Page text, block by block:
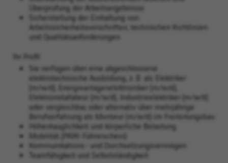
Überprüfung der Arbeitsergebnisse
Sicherstellung der Einhaltung von
Arbeitssicherheitsvorschriften, technischen Richtlinien
und Qualitätsanforderungen
Ihr Profil
Sie verfügen über eine abgeschlossene
elektrotechnische Ausbildung, z. B. als Elektriker
(m/w/d), Energieanlagenelektroniker (m/w/d),
Elektroinstallateur (m/w/d), Industrieelektriker (m/w/d)
oder vergleichbar, oder alternativ über mehrjährige
Berufserfahrung als Monteur (m/w/d) im Freileitungsbau
Höhentauglichkeit und körperliche Belastung
Mobilität (PKW-Führerschein)
Kommunikations- und Durchsetzungsvermögen
Teamfähigkeit und Selbstständigkeit